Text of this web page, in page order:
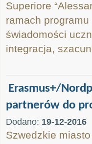
Superiore
ramach
świadomości
integracja,
Erasmus+/
partnerów do
Dodano: 19-12-2016
Szwedzkie